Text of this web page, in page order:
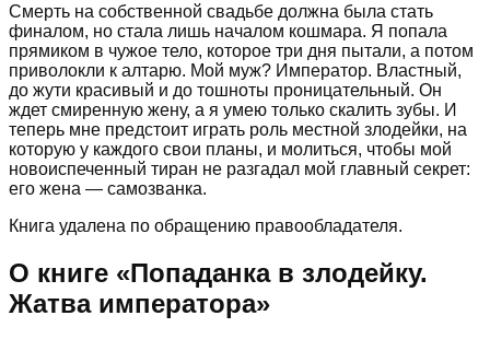
Смерть на собственной свадьбе должна была стать
финалом, но стала лишь началом кошмара. Я попала
прямиком в чужое тело, которое три дня пытали, а потом
приволокли к алтарю. Мой муж? Император. Властный,
до жути красивый и до тошноты проницательный. Он
ждет смиренную жену, а я умею только скалить зубы. И
теперь мне предстоит играть роль местной злодейки, на
которую у каждого свои планы, и молиться, чтобы мой
новоиспеченный тиран не разгадал мой главный секрет:
его жена — самозванка.
Книга удалена по обращению правообладателя.
О книге «Попаданка в злодейку.
Жатва императора»